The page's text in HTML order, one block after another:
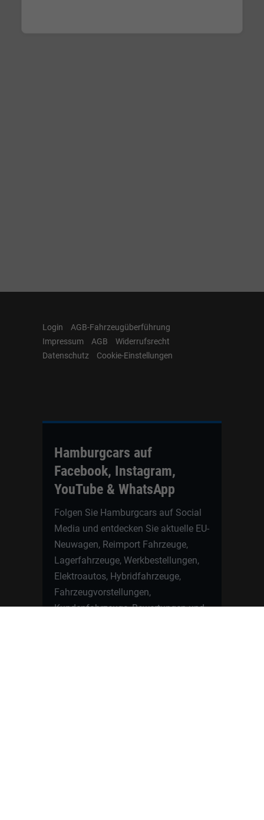
Login
AGB-Fahrzeugüberführung
Impressum
AGB
Widerrufsrecht
Datenschutz
Cookie-Einstellungen
Hamburgcars auf
Facebook, Instagram,
YouTube & WhatsApp
Folgen Sie Hamburgcars auf Social
Media und entdecken Sie aktuelle EU-
Neuwagen, Reimport Fahrzeuge,
Lagerfahrzeuge, Werkbestellungen,
Elektroautos, Hybridfahrzeuge,
Fahrzeugvorstellungen,
Kundenfahrzeuge, Bewertungen und